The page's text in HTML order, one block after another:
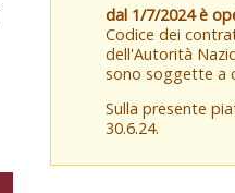
dal 1/7/2024 è
Codice dei
dell'Autorità
sono soggette a
Sulla presente
30.6.24.